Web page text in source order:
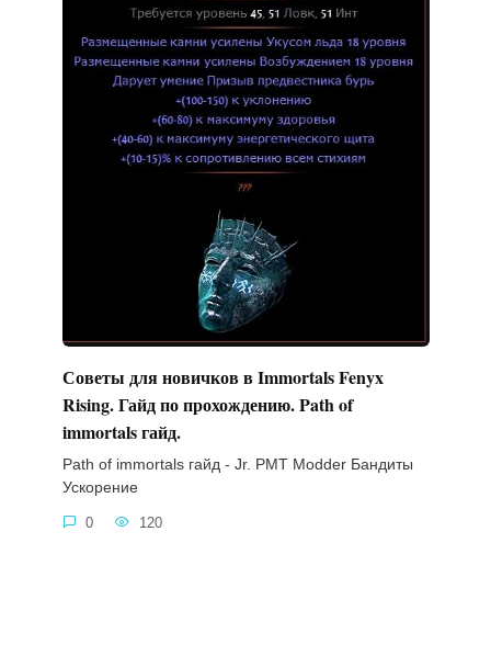
Советы для новичков в Immortals Fenyx
Rising. Гайд по прохождению. Path of
immortals гайд.
Path of immortals гайд - Jr. PMT Modder Бандиты
Ускорение
0 120